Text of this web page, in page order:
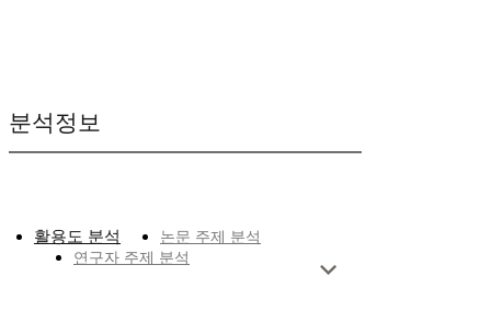
분석정보
활용도 분석
논문 주제 분석
연구자 주제 분석